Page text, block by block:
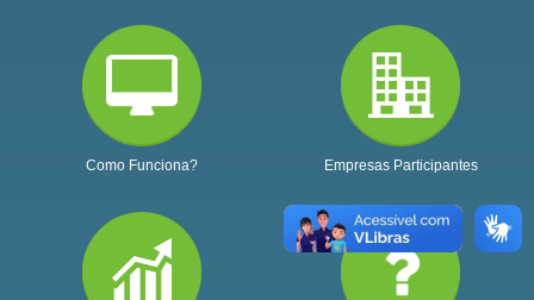
Como Funciona? Empresas Participantes